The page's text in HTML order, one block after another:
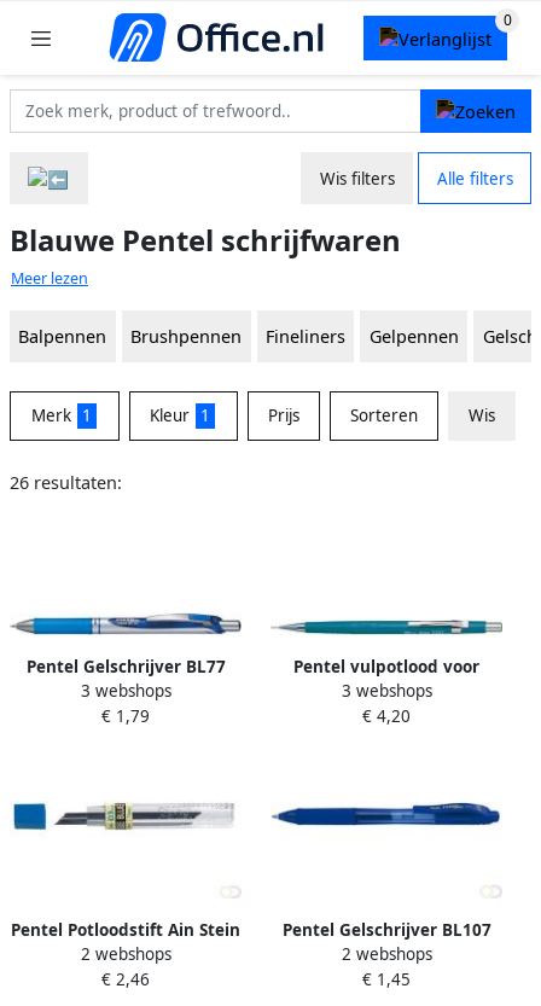
Wis filters Alle filters
Blauwe Pentel schrijfwaren
Meer lezen
Balpennen Brushpennen Fineliners Gelpennen
Merk 1 Kleur 1 Prijs Sorteren Wis
26 resultaten:
Pentel Gelschrijver BL77
Energel medium blauw
3 webshops
€ 1,79
Pentel vulpotlood voor
potloodstiften: 0 7 mm
blauwe houder
3 webshops
€ 4,20
Pentel Potloodstift Ain Stein
HB 0.5mm blauw koker Ã
20 stuks
2 webshops
€ 2,46
Pentel Gelschrijver BL107
Energel-X medium blauw
2 webshops
€ 1,45